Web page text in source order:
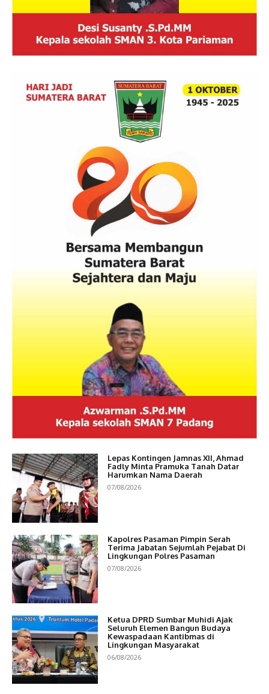
Lepas Kontingen Jamnas XII, Ahmad
Fadly Minta Pramuka Tanah Datar
Harumkan Nama Daerah
07/08/2026
Kapolres Pasaman Pimpin Serah
Terima Jabatan Sejumlah Pejabat Di
Lingkungan Polres Pasaman
07/08/2026
Ketua DPRD Sumbar Muhidi Ajak
Seluruh Elemen Bangun Budaya
Kewaspadaan Kantibmas di
Lingkungan Masyarakat
06/08/2026